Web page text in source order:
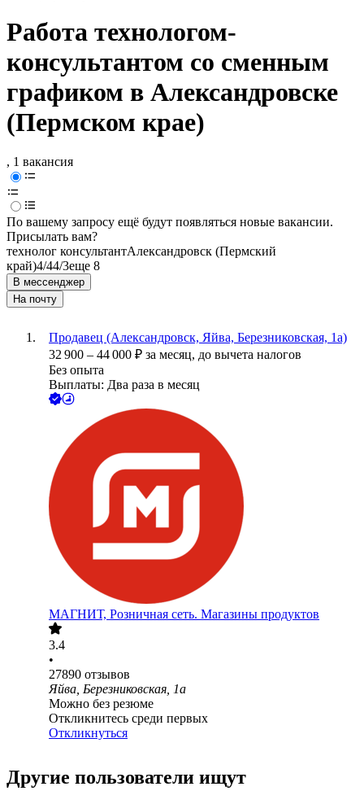
Работа технологом-
консультантом со сменным
графиком в Александровске
(Пермском крае)
, 1 вакансия
По вашему запросу ещё будут появляться новые вакансии.
Присылать вам?
технолог консультантАлександровск (Пермский
край)4/44/3еще 8
В мессенджер
На почту
Продавец (Александровск, Яйва, Березниковская, 1а)
32 900 – 44 000 ₽ за месяц, до вычета налогов
Без опыта
Выплаты: Два раза в месяц
МАГНИТ, Розничная сеть. Магазины продуктов
3.4
•
27890 отзывов
Яйва, Березниковская, 1а
Можно без резюме
Откликнитесь среди первых
Откликнуться
Другие пользователи ищут